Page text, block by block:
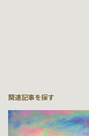
関連記事を探す